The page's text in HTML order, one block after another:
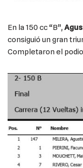
En la 150 cc “B”,
consiguió un gran
Completaron el